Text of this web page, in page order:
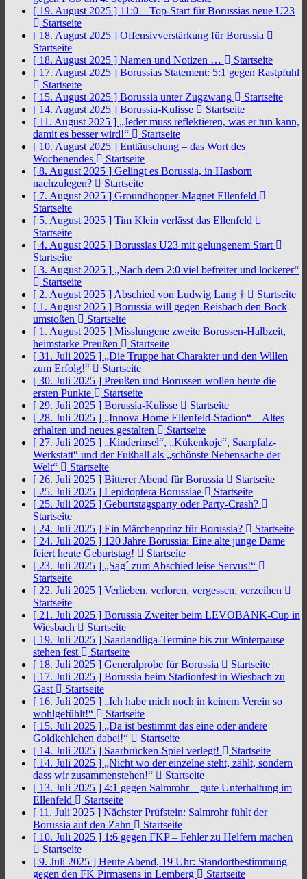
[ 19. August 2025 ] 11:0 – Top-Start für Borussias neue U23
Startseite
[ 18. August 2025 ] Offensivverstärkung für Borussia
Startseite
[ 18. August 2025 ] Namen und Notizen …
Startseite
[ 17. August 2025 ] Borussias Statement: 5:1 gegen Rastpfuhl
Startseite
[ 15. August 2025 ] Borussia unter Zugzwang
Startseite
[ 14. August 2025 ] Borussia-Kulisse
Startseite
[ 11. August 2025 ] „Jeder muss reflektieren, was er tun kann,
damit es besser wird!“
Startseite
[ 10. August 2025 ] Enttäuschung – das Wort des
Wochenendes
Startseite
[ 8. August 2025 ] Gelingt es Borussia, in Hasborn
nachzulegen?
Startseite
[ 7. August 2025 ] Groundhopper-Magnet Ellenfeld
Startseite
[ 5. August 2025 ] Tim Klein verlässt das Ellenfeld
Startseite
[ 4. August 2025 ] Borussias U23 mit gelungenem Start
Startseite
[ 3. August 2025 ] „Nach dem 2:0 viel befreiter und lockerer“
Startseite
[ 2. August 2025 ] Abschied von Ludwig Lang †
Startseite
[ 1. August 2025 ] Borussia will gegen Reisbach den Bock
umstoßen
Startseite
[ 1. August 2025 ] Misslungene zweite Borussen-Halbzeit,
heimstarke Preußen
Startseite
[ 31. Juli 2025 ] „Die Truppe hat Charakter und den Willen
zum Erfolg!“
Startseite
[ 30. Juli 2025 ] Preußen und Borussen wollen heute die
ersten Punkte
Startseite
[ 29. Juli 2025 ] Borussia-Kulisse
Startseite
[ 28. Juli 2025 ] „Innova Home Ellenfeld-Stadion“ – Altes
erhalten und neues gestalten
Startseite
[ 27. Juli 2025 ] „Kinderinsel“, „Kükenkoje“, Saarpfalz-
Werkstatt“ und der Fußball als „schönste Nebensache der
Welt“
Startseite
[ 26. Juli 2025 ] Bitterer Abend für Borussia
Startseite
[ 25. Juli 2025 ] Lepidoptera Borussiae
Startseite
[ 25. Juli 2025 ] Geburtstagsparty oder Party-Crash?
Startseite
[ 24. Juli 2025 ] Ein Märchenprinz für Borussia?
Startseite
[ 24. Juli 2025 ] 120 Jahre Borussia: Eine alte junge Dame
feiert heute Geburtstag!
Startseite
[ 23. Juli 2025 ] „Sag´ zum Abschied leise Servus!“
Startseite
[ 22. Juli 2025 ] Verlieben, verloren, vergessen, verzeihen
Startseite
[ 21. Juli 2025 ] Borussia Zweiter beim LEVOBANK-Cup in
Wiesbach
Startseite
[ 19. Juli 2025 ] Saarlandliga-Termine bis zur Winterpause
stehen fest
Startseite
[ 18. Juli 2025 ] Generalprobe für Borussia
Startseite
[ 17. Juli 2025 ] Borussia beim Stadionfest in Wiesbach zu
Gast
Startseite
[ 16. Juli 2025 ] „Ich habe mich noch in keinem Verein so
wohlgefühlt!“
Startseite
[ 15. Juli 2025 ] „Da ist bestimmt das eine oder andere
Goldkehlchen dabei!“
Startseite
[ 14. Juli 2025 ] Saarbrücken-Spiel verlegt!
Startseite
[ 14. Juli 2025 ] „Nicht wo der einzelne steht, zählt, sondern
dass wir zusammenstehen!“
Startseite
[ 13. Juli 2025 ] 4:1 gegen Salmrohr – gute Unterhaltung im
Ellenfeld
Startseite
[ 11. Juli 2025 ] Nächster Prüfstein: Salmrohr fühlt der
Borussia auf den Zahn
Startseite
[ 10. Juli 2025 ] 1:6 gegen FKP – Fehler zu Helfern machen
Startseite
[ 9. Juli 2025 ] Heute Abend, 19 Uhr: Standortbestimmung
gegen den FK Pirmasens in Lemberg
Startseite